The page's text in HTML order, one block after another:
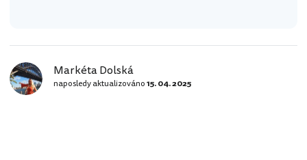
Markéta Dolská
naposledy aktualizováno15. 04. 2025